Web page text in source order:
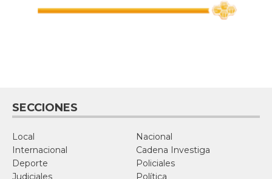
SECCIONES
Local
Nacional
Internacional
Cadena Investiga
Deporte
Policiales
Judiciales
Política